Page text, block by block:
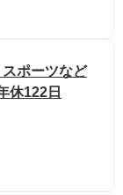
ポーツなど
休122日